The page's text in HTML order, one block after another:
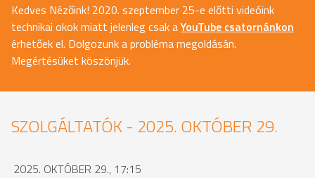
Kedves Nézőink! 2020. szeptember 25-e előtti videóink
technikai okok miatt jelenleg csak aYouTube csatornánkon
érhetőek el. Dolgozunk a probléma megoldásán.
Megértésüket köszönjük.
SZOLGÁLTATÓK - 2025. OKTÓBER 29.
2025. OKTÓBER 29., 17:15